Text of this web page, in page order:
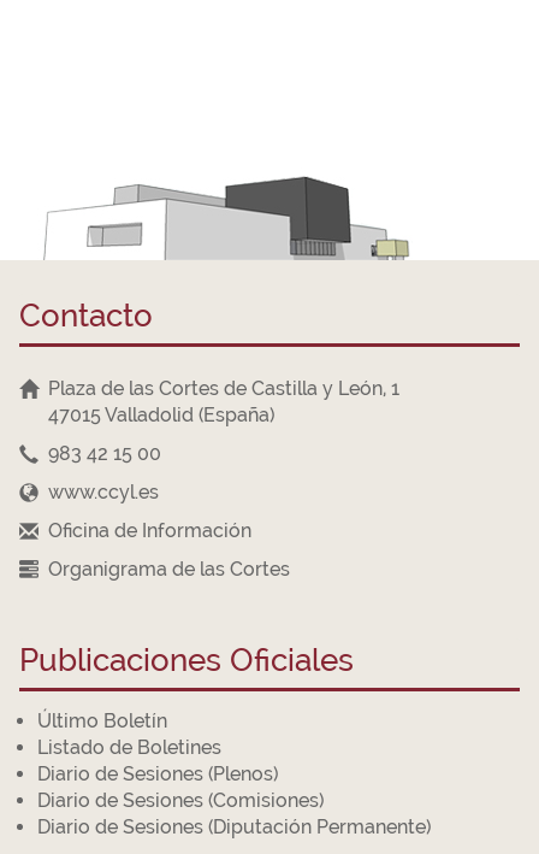
Contacto
Plaza de las Cortes de Castilla y León, 1
47015 Valladolid (España)
983 42 15 00
www.ccyl.es
Oficina de Información
Organigrama de las Cortes
Publicaciones Oficiales
Último Boletín
Listado de Boletines
Diario de Sesiones (Plenos)
Diario de Sesiones (Comisiones)
Diario de Sesiones (Diputación Permanente)